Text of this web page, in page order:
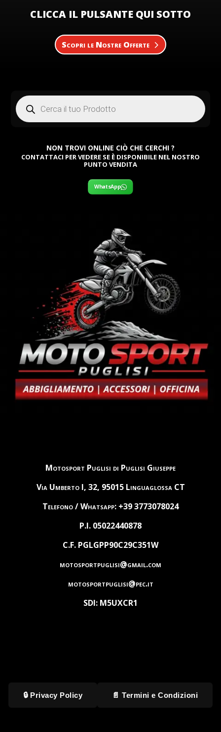
CLICCA IL PULSANTE QUI SOTTO
Scopri le Nostre Offerte
Products
search
NON TROVI ONLINE CIÒ CHE CERCHI ?
CONTATTACI PER VEDERE SE È DISPONIBILE NEL NOSTRO
PUNTO VENDITA
WhatsApp
Motosport Puglisi di Puglisi Giuseppe
Via Umberto I, 32, 95015 Linguaglossa CT
Telefono / Whatsapp: +39 3773078024
P.I. 05022440878
C.F. PGLGPP90C29C351W
motosportpuglisi@gmail.com
motosportpuglisi@pec.it
SDI: M5UXCR1
🔒 Privacy Policy 📄 Termini e Condizioni